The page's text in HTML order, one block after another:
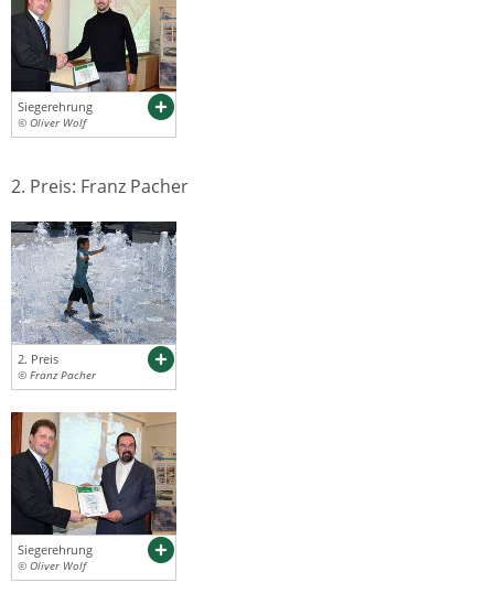
Siegerehrung
© Oliver Wolf
2. Preis: Franz Pacher
2. Preis
© Franz Pacher
Siegerehrung
© Oliver Wolf